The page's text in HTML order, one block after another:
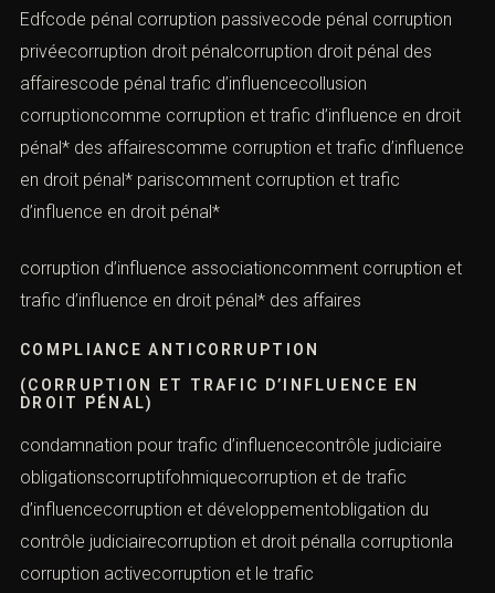
Edfcode pénal corruption passivecode pénal corruption
privéecorruption droit pénalcorruption droit pénal des
affairescode pénal trafic d’influencecollusion
corruptioncomme corruption et trafic d’influence en droit
pénal* des affairescomme corruption et trafic d’influence
en droit pénal* pariscomment corruption et trafic
d’influence en droit pénal*
corruption d’influence associationcomment corruption et
trafic d’influence en droit pénal* des affaires
COMPLIANCE ANTICORRUPTION
(CORRUPTION ET TRAFIC D’INFLUENCE EN
DROIT PÉNAL)
condamnation pour trafic d’influencecontrôle judiciaire
obligationscorruptifohmiquecorruption et de trafic
d’influencecorruption et développementobligation du
contrôle judiciairecorruption et droit pénalla corruptionla
corruption activecorruption et le trafic